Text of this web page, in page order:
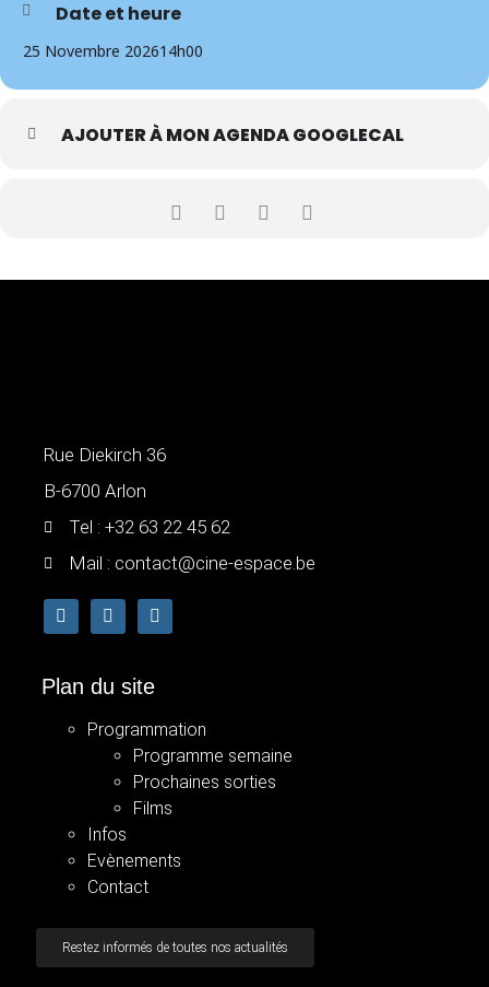
Date et heure
25 Novembre 202614h00
AJOUTER À MON AGENDA GOOGLECAL
Rue Diekirch 36
B-6700 Arlon
Tel : +32 63 22 45 62
Mail : contact@cine-espace.be
Plan du site
Programmation
Programme semaine
Prochaines sorties
Films
Infos
Evènements
Contact
Restez informés de toutes nos actualités